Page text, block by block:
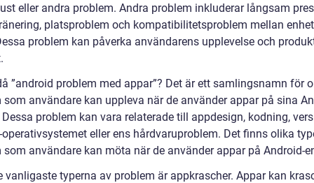
eller andra problem. Andra problem inkluderar långsam
platsproblem och kompatibilitetsproblem mellan
problem kan påverka användarens upplevelse och
”android problem med appar”? Det är ett samlingsnamn för
som användare kan uppleva när de använder appar på sina
Dessa problem kan vara relaterade till appdesign, kodning,
eller ens hårdvaruproblem. Det finns olika
som användare kan möta när de använder appar på Android-
vanligaste typerna av problem är appkrascher. Appar kan